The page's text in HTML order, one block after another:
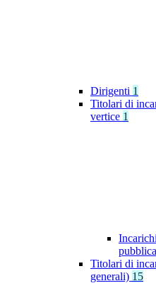
Dirigenti 1
Titolari di
vertice 1
Titolari di
generali) 15